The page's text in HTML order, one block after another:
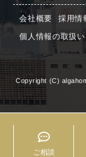
会社概要 採用情
個人情報の取扱い
Copyright (C)
ご相談